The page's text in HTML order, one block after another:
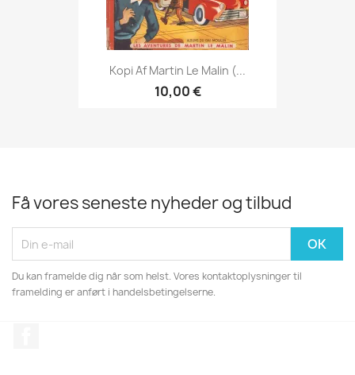
Kopi Af Martin Le Malin (...
10,00 €
Få vores seneste nyheder og tilbud
Du kan framelde dig når som helst. Vores kontaktoplysninger til
framelding er anført i handelsbetingelserne.